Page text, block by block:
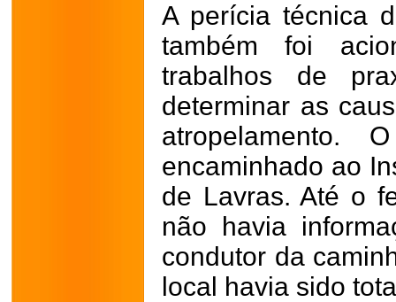
A perícia técnica
também foi
trabalhos de
determinar as
atropelamento.
encaminhado ao
de Lavras. Até o
não havia
condutor da
local havia sido